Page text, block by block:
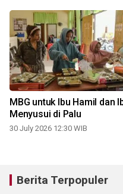
MBG untuk Ibu Hamil dan
Menyusui di Palu
30 July 2026 12:30 WIB
Berita Terpopuler